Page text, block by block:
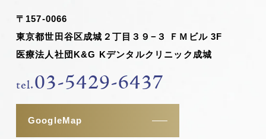
〒157-0066
東京都世田谷区成城２丁目３９−３ ＦＭビル 3F
医療法人社団K&G Kデンタルクリニック成城
tel.03-5429-6437
GoogleMap